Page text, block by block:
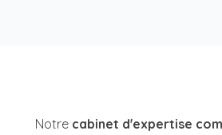
Notre cabinet d'expertise